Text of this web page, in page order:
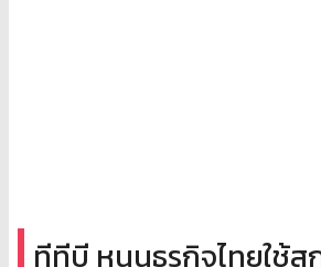
ทีทีบี หนุนธุรกิจไทยใช้ส